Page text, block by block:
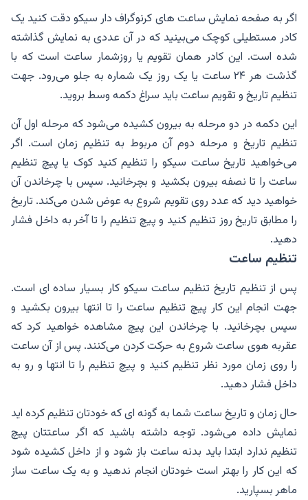
اگر به صفحه نمایش ساعت های کرنوگراف دار سیکو دقت کنید یک
کادر مستطیلی کوچک می‌بینید که در آن عددی به نمایش گذاشته
شده است. این کادر همان تقویم یا روزشمار ساعت است که با
گذشت هر ۲۴ ساعت یا یک روز یک شماره به جلو می‌رود‌. جهت
تنظیم تاریخ و تقویم ساعت باید سراغ دکمه وسط بروید.
این دکمه در دو مرحله به بیرون کشیده می‌شود که مرحله اول آن
تنظیم تاریخ و مرحله دوم آن مربوط به تنظیم زمان است. اگر
می‌خواهید تاریخ ساعت سیکو را تنظیم کنید کوک یا پیچ تنظیم
ساعت را تا نصفه بیرون بکشید و بچرخانید. سپس با چرخاندن آن
خواهید دید که عدد روی تقویم شروع به عوض شدن می‌کند. تاریخ
را مطابق تاریخ روز تنظیم کنید و پیچ تنظیم را تا آخر به داخل فشار
دهید.
تنظیم ساعت
پس از تنظیم تاریخ تنظیم ساعت سیکو کار بسیار ساده ای است.
جهت انجام این کار پیچ تنظیم ساعت را تا انتها بیرون بکشید و
سپس بچرخانید. با چرخاندن این پیچ مشاهده خواهید کرد که
عقربه هوی ساعت شروع به حرکت کردن می‌کنند. پس از آن ساعت
را روی زمان مورد نظر تنظیم کنید و پیچ تنظیم را تا انتها و رو به
داخل فشار دهید.
حال زمان و تاریخ ساعت شما به گونه ای که خودتان تنظیم کرده اید
نمایش داده می‌شود. توجه داشته باشید که اگر ساعتتان پیچ
تنظیم ندارد ابتدا باید بدنه ساعت باز شود و از داخل کشیده شود
که این کار را بهتر است خودتان انجام ندهید و به یک ساعت ساز
ماهر بسپارید.